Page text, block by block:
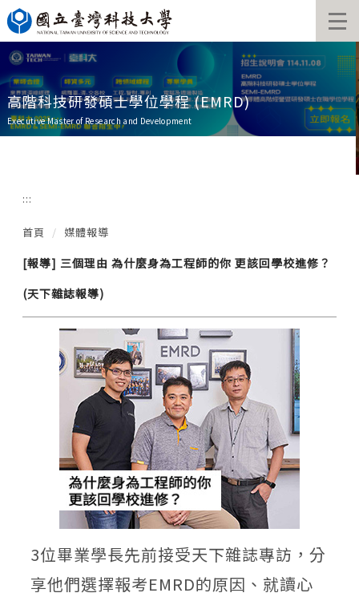
跳
到
主
要
內
容
區
高階科技研發碩士學位學程 (EMRD)
Executive Master of Research and Development
:::
首頁 媒體報導
[報導] 三個理由 為什麼身為工程師的你 更該回學校進修？
(天下雜誌報導)
3位畢業學長先前接受天下雜誌專訪，分
享他們選擇報考EMRD的原因、就讀心